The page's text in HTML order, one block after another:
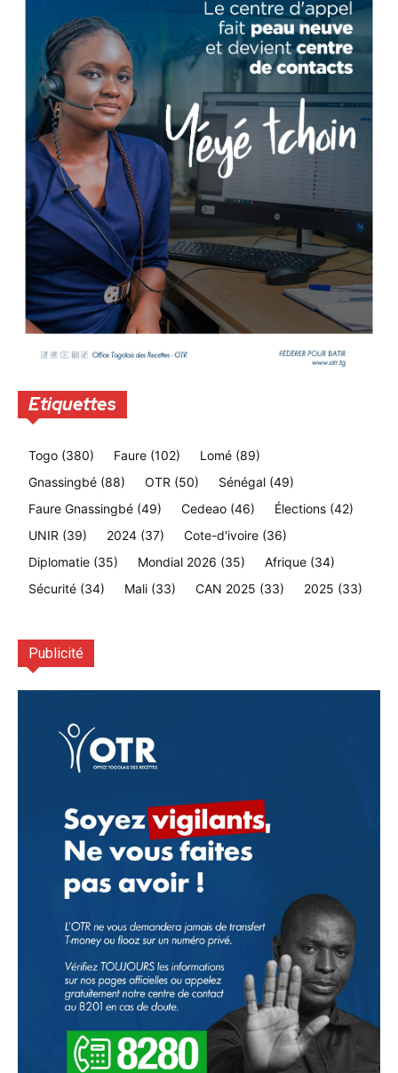
Etiquettes
Togo (380) Faure (102) Lomé (89)
Gnassingbé (88) OTR (50) Sénégal (49)
Faure Gnassingbé (49) Cedeao (46) Élections (42)
UNIR (39) 2024 (37) Cote-d'ivoire (36)
Diplomatie (35) Mondial 2026 (35) Afrique (34)
Sécurité (34) Mali (33) CAN 2025 (33) 2025 (33)
Publicité